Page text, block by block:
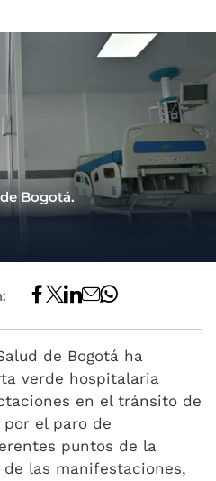
Bogotá.
de Bogotá ha
verde hospitalaria
en el tránsito de
por el paro de
puntos de la
las manifestaciones,